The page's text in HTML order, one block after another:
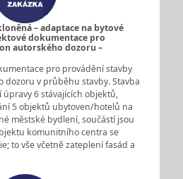
– adaptace na bytové
dokumentace pro
autorského dozoru –
pro provádění stavby
dozoru v průběhu stavby. Stavba
6 stávajících objektů,
5 objektů ubytoven/hotelů na
městské bydlení, součástí jsou
komunitního centra se
to vše včetně zateplení fasád a